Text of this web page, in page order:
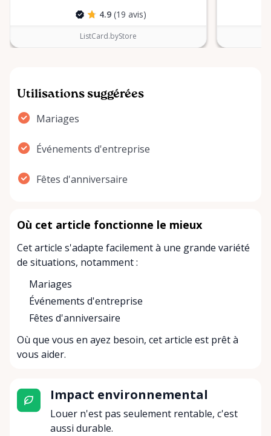
4.9 (19 avis)
ListCard.byStore
Utilisations suggérées
Mariages
Événements d'entreprise
Fêtes d'anniversaire
Où cet article fonctionne le mieux
Cet article s'adapte facilement à une grande variété
de situations, notamment :
Mariages
Événements d'entreprise
Fêtes d'anniversaire
Où que vous en ayez besoin, cet article est prêt à
vous aider.
Impact environnemental
Louer n'est pas seulement rentable, c'est
aussi durable.